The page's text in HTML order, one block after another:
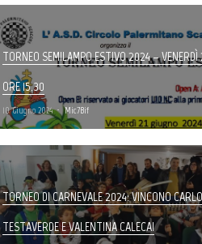
TORNEO SEMILAMPO ESTIVO 2024 – VENERDÌ
ORE 15.30
10 Giugno 2024 Mic7Bif
TORNEO DI CARNEVALE 2024: VINCONO CARLO
TESTAVERDE E VALENTINA CALECA!